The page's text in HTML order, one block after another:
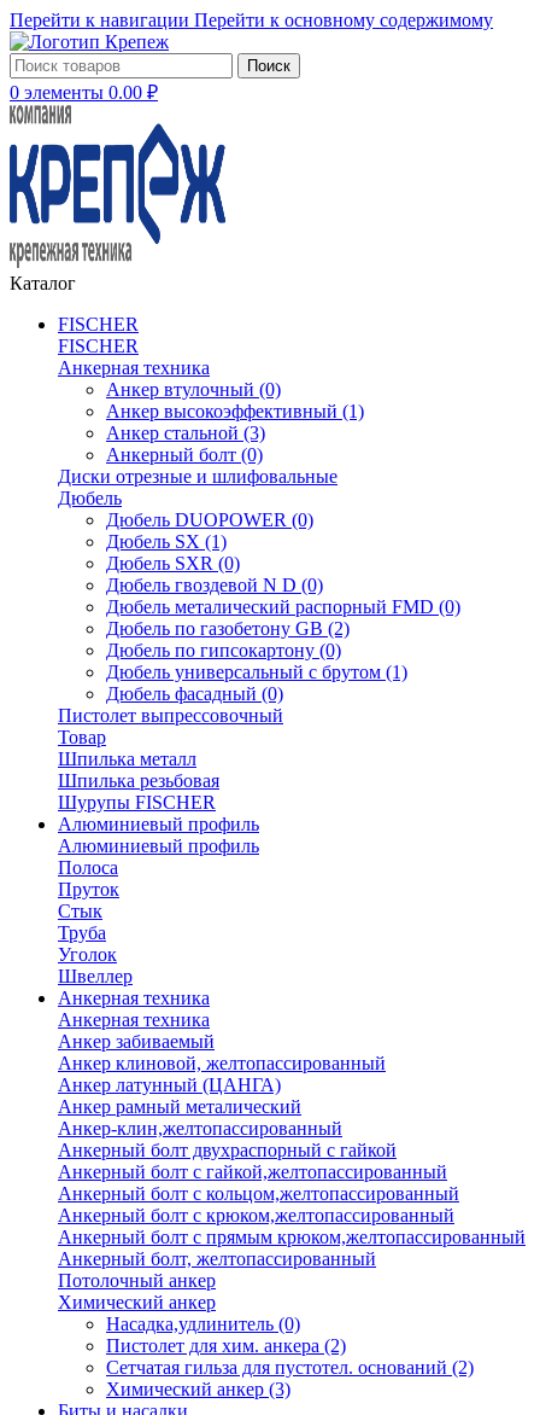
Перейти к навигации Перейти к основному содержимому
Поиск
0 элементы 0.00 ₽
Каталог
FISCHER
FISCHER
Анкерная техника
Анкер втулочный (0)
Анкер высокоэффективный (1)
Анкер стальной (3)
Анкерный болт (0)
Диски отрезные и шлифовальные
Дюбель
Дюбель DUOPOWER (0)
Дюбель SX (1)
Дюбель SXR (0)
Дюбель гвоздевой N D (0)
Дюбель металический распорный FMD (0)
Дюбель по газобетону GB (2)
Дюбель по гипсокартону (0)
Дюбель универсальный с брутом (1)
Дюбель фасадный (0)
Пистолет выпрессовочный
Товар
Шпилька металл
Шпилька резьбовая
Шурупы FISCHER
Алюминиевый профиль
Алюминиевый профиль
Полоса
Пруток
Стык
Труба
Уголок
Швеллер
Анкерная техника
Анкерная техника
Анкер забиваемый
Анкер клиновой, желтопассированный
Анкер латунный (ЦАНГА)
Анкер рамный металический
Анкер-клин,желтопассированный
Анкерный болт двухраспорный с гайкой
Анкерный болт с гайкой,желтопассированный
Анкерный болт с кольцом,желтопассированный
Анкерный болт с крюком,желтопассированный
Анкерный болт с прямым крюком,желтопассированный
Анкерный болт, желтопассированный
Потолочный анкер
Химический анкер
Насадка,удлинитель (0)
Пистолет для хим. анкера (2)
Сетчатая гильза для пустотел. оснований (2)
Химический анкер (3)
Биты и насадки